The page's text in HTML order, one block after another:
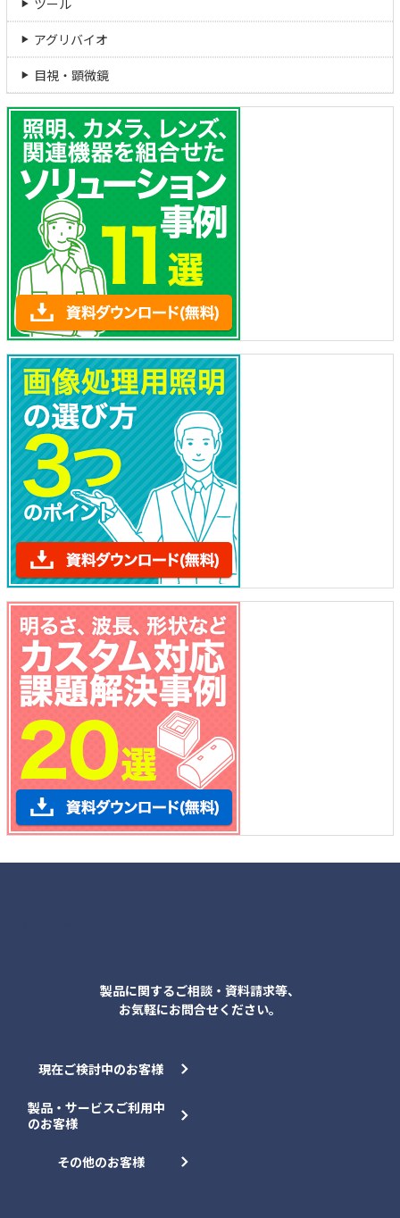
アグリバイオ
目視・顕微鏡
製品に関するご相談・資料請求等、
お気軽にお問合せください。
現在ご検討中のお客様
製品・サービスご利用中
のお客様
その他のお客様